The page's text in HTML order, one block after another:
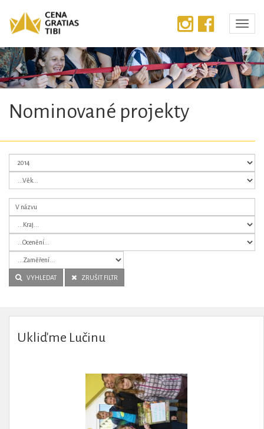
Předchozí
Nominované projekty
VYHLEDAT ZRUŠIT FILTR
Ukliďme Lučinu